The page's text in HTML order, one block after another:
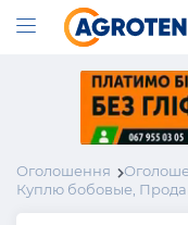
Оголошення
Куплю бобовые,